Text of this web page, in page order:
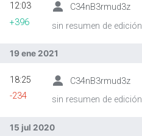
C34nB3rmud3z
sin resumen de edición
12:03
+396
19 ene 2021
C34nB3rmud3z
sin resumen de edición
18:25
-234
15 jul 2020